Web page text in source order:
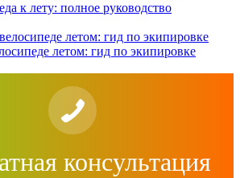
к лету: полное руководство
летом: гид по экипировке
консультация